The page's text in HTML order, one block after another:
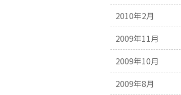
2010年2月
2009年11月
2009年10月
2009年8月